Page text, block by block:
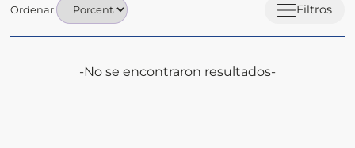
Filtros
Ordenar:
-No se encontraron resultados-